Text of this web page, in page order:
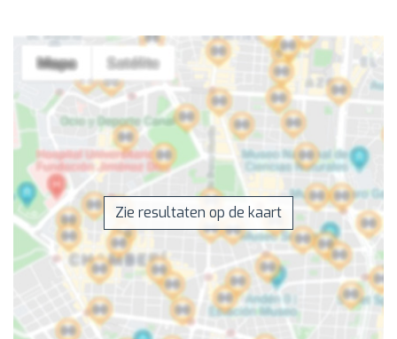
Zie resultaten op de kaart